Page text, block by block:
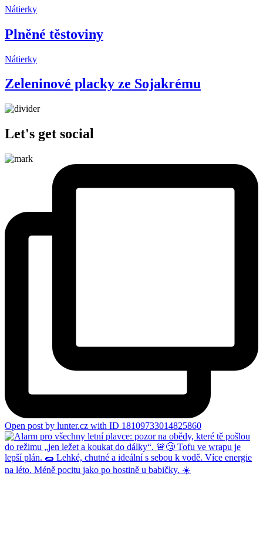
Nátierky
Plněné těstoviny
Nátierky
Zeleninové placky ze Sojakrému
Let's get social
Open post by lunter.cz with ID 18109733014825860